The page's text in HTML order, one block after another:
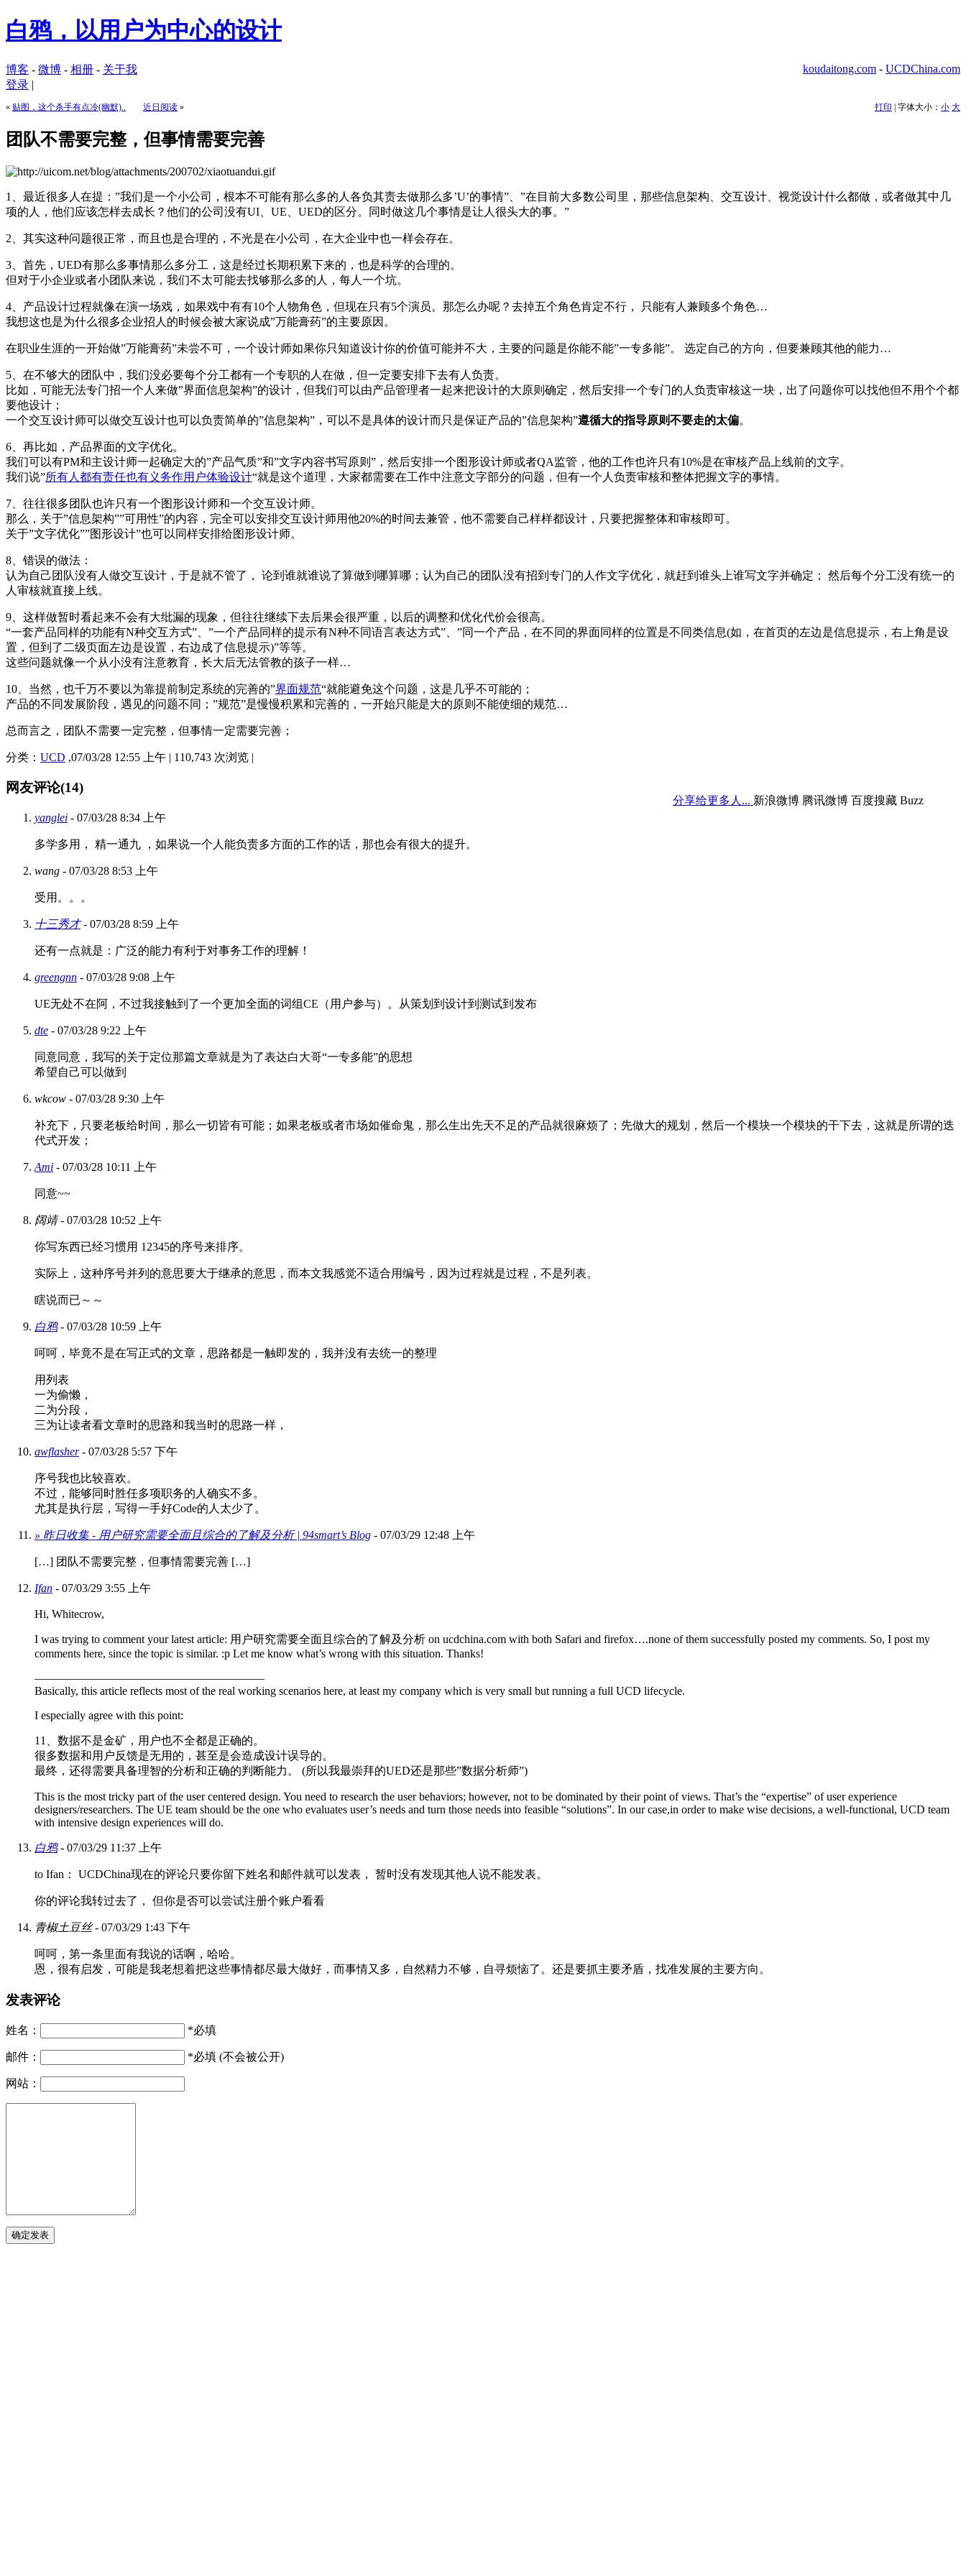
白鸦，以用户为中心的设计
koudaitong.com - UCDChina.com
博客 - 微博 - 相册 - 关于我
登录 |
打印 | 字体大小： 小 大
« 贴图，这个杀手有点冷(幽默).. 近日阅读 »
团队不需要完整，但事情需要完善
1、最近很多人在提：”我们是一个小公司，根本不可能有那么多的人各负其责去做那么多’U’的事情”、”在目前大多数公司里，那些信息架构、交互设计、视觉设计什么都做，或者做其中几
项的人，他们应该怎样去成长？他们的公司没有UI、UE、UED的区分。同时做这几个事情是让人很头大的事。”
2、其实这种问题很正常，而且也是合理的，不光是在小公司，在大企业中也一样会存在。
3、首先，UED有那么多事情那么多分工，这是经过长期积累下来的，也是科学的合理的。
但对于小企业或者小团队来说，我们不太可能去找够那么多的人，每人一个坑。
4、产品设计过程就像在演一场戏，如果戏中有有10个人物角色，但现在只有5个演员。那怎么办呢？去掉五个角色肯定不行， 只能有人兼顾多个角色…
我想这也是为什么很多企业招人的时候会被大家说成”万能膏药”的主要原因。
在职业生涯的一开始做”万能膏药”未尝不可，一个设计师如果你只知道设计你的价值可能并不大，主要的问题是你能不能”一专多能”。 选定自己的方向，但要兼顾其他的能力…
5、在不够大的团队中，我们没必要每个分工都有一个专职的人在做，但一定要安排下去有人负责。
比如，可能无法专门招一个人来做”界面信息架构”的设计，但我们可以由产品管理者一起来把设计的大原则确定，然后安排一个专门的人负责审核这一块，出了问题你可以找他但不用个个都
要他设计；
一个交互设计师可以做交互设计也可以负责简单的”信息架构”，可以不是具体的设计而只是保证产品的”信息架构”遵循大的指导原则不要走的太偏。
6、再比如，产品界面的文字优化。
我们可以有PM和主设计师一起确定大的”产品气质”和”文字内容书写原则”，然后安排一个图形设计师或者QA监管，他的工作也许只有10%是在审核产品上线前的文字。
我们说”所有人都有责任也有义务作用户体验设计“就是这个道理，大家都需要在工作中注意文字部分的问题，但有一个人负责审核和整体把握文字的事情。
7、往往很多团队也许只有一个图形设计师和一个交互设计师。
那么，关于”信息架构””可用性”的内容，完全可以安排交互设计师用他20%的时间去兼管，他不需要自己样样都设计，只要把握整体和审核即可。
关于”文字优化””图形设计”也可以同样安排给图形设计师。
8、错误的做法：
认为自己团队没有人做交互设计，于是就不管了， 论到谁就谁说了算做到哪算哪；认为自己的团队没有招到专门的人作文字优化，就赶到谁头上谁写文字并确定； 然后每个分工没有统一的
人审核就直接上线。
9、这样做暂时看起来不会有大纰漏的现象，但往往继续下去后果会很严重，以后的调整和优化代价会很高。
“一套产品同样的功能有N种交互方式”、”一个产品同样的提示有N种不同语言表达方式”、”同一个产品，在不同的界面同样的位置是不同类信息(如，在首页的左边是信息提示，右上角是设
置，但到了二级页面左边是设置，右边成了信息提示)”等等。
这些问题就像一个从小没有注意教育，长大后无法管教的孩子一样…
10、当然，也千万不要以为靠提前制定系统的完善的”界面规范“就能避免这个问题，这是几乎不可能的；
产品的不同发展阶段，遇见的问题不同；”规范”是慢慢积累和完善的，一开始只能是大的原则不能使细的规范…
总而言之，团队不需要一定完整，但事情一定需要完善；
分享给更多人... 新浪微博 腾讯微博 百度搜藏 Buzz
分类： UCD ,07/03/28 12:55 上午 | 110,743 次浏览 |
网友评论(14)
yanglei - 07/03/28 8:34 上午
多学多用， 精一通九 ，如果说一个人能负责多方面的工作的话，那也会有很大的提升。
wang - 07/03/28 8:53 上午
受用。。。
十三秀才- 07/03/28 8:59 上午
还有一点就是：广泛的能力有利于对事务工作的理解！
greengnn - 07/03/28 9:08 上午
UE无处不在阿，不过我接触到了一个更加全面的词组CE（用户参与）。从策划到设计到测试到发布
dte - 07/03/28 9:22 上午
同意同意，我写的关于定位那篇文章就是为了表达白大哥“一专多能”的思想
希望自己可以做到
wkcow - 07/03/28 9:30 上午
补充下，只要老板给时间，那么一切皆有可能；如果老板或者市场如催命鬼，那么生出先天不足的产品就很麻烦了；先做大的规划，然后一个模块一个模块的干下去，这就是所谓的迭
代式开发；
Ami - 07/03/28 10:11 上午
同意~~
阔靖- 07/03/28 10:52 上午
你写东西已经习惯用 12345的序号来排序。
实际上，这种序号并列的意思要大于继承的意思，而本文我感觉不适合用编号，因为过程就是过程，不是列表。
瞎说而已～～
白鸦- 07/03/28 10:59 上午
呵呵，毕竟不是在写正式的文章，思路都是一触即发的，我并没有去统一的整理
用列表
一为偷懒，
二为分段，
三为让读者看文章时的思路和我当时的思路一样，
awflasher- 07/03/28 5:57 下午
序号我也比较喜欢。
不过，能够同时胜任多项职务的人确实不多。
尤其是执行层，写得一手好Code的人太少了。
» 昨日收集 - 用户研究需要全面且综合的了解及分析 | 94smart’s Blog - 07/03/29 12:48 上午
[…] 团队不需要完整，但事情需要完善 […]
Ifan - 07/03/29 3:55 上午
Hi, Whitecrow,
I was trying to comment your latest article: 用户研究需要全面且综合的了解及分析 on ucdchina.com with both Safari and firefox….none of them successfully posted my comments. So, I post my
comments here, since the topic is similar. :p Let me know what’s wrong with this situation. Thanks!
————————————————————
Basically, this article reflects most of the real working scenarios here, at least my company which is very small but running a full UCD lifecycle.
I especially agree with this point:
11、数据不是金矿，用户也不全都是正确的。
很多数据和用户反馈是无用的，甚至是会造成设计误导的。
最终，还得需要具备理智的分析和正确的判断能力。 (所以我最崇拜的UED还是那些”数据分析师”)
This is the most tricky part of the user centered design. You need to research the user behaviors; however, not to be dominated by their point of views. That’s the “expertise” of user experience
designers/researchers. The UE team should be the one who evaluates user’s needs and turn those needs into feasible “solutions”. In our case,in order to make wise decisions, a well-functional, UCD team
with intensive design experiences will do.
白鸦- 07/03/29 11:37 上午
to Ifan： UCDChina现在的评论只要你留下姓名和邮件就可以发表， 暂时没有发现其他人说不能发表。
你的评论我转过去了， 但你是否可以尝试注册个账户看看
青椒土豆丝- 07/03/29 1:43 下午
呵呵，第一条里面有我说的话啊，哈哈。
恩，很有启发，可能是我老想着把这些事情都尽最大做好，而事情又多，自然精力不够，自寻烦恼了。还是要抓主要矛盾，找准发展的主要方向。
发表评论
姓名： *必填
邮件： *必填 (不会被公开)
网站：